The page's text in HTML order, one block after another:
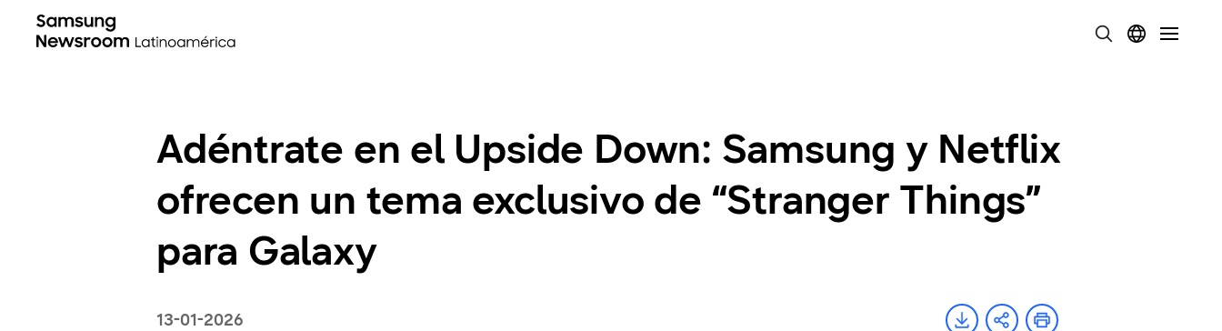
Adéntrate en el Upside Down: Samsung y Netflix
ofrecen un tema exclusivo de “Stranger Things”
para Galaxy
13-01-2026